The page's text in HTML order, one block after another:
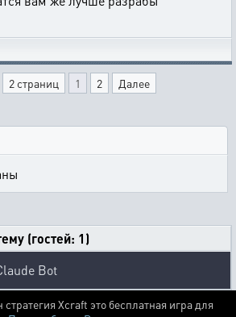
2 страниц 1 2 Далее
(гостей: 1)
Bot
Xcraft это бесплатная игра для